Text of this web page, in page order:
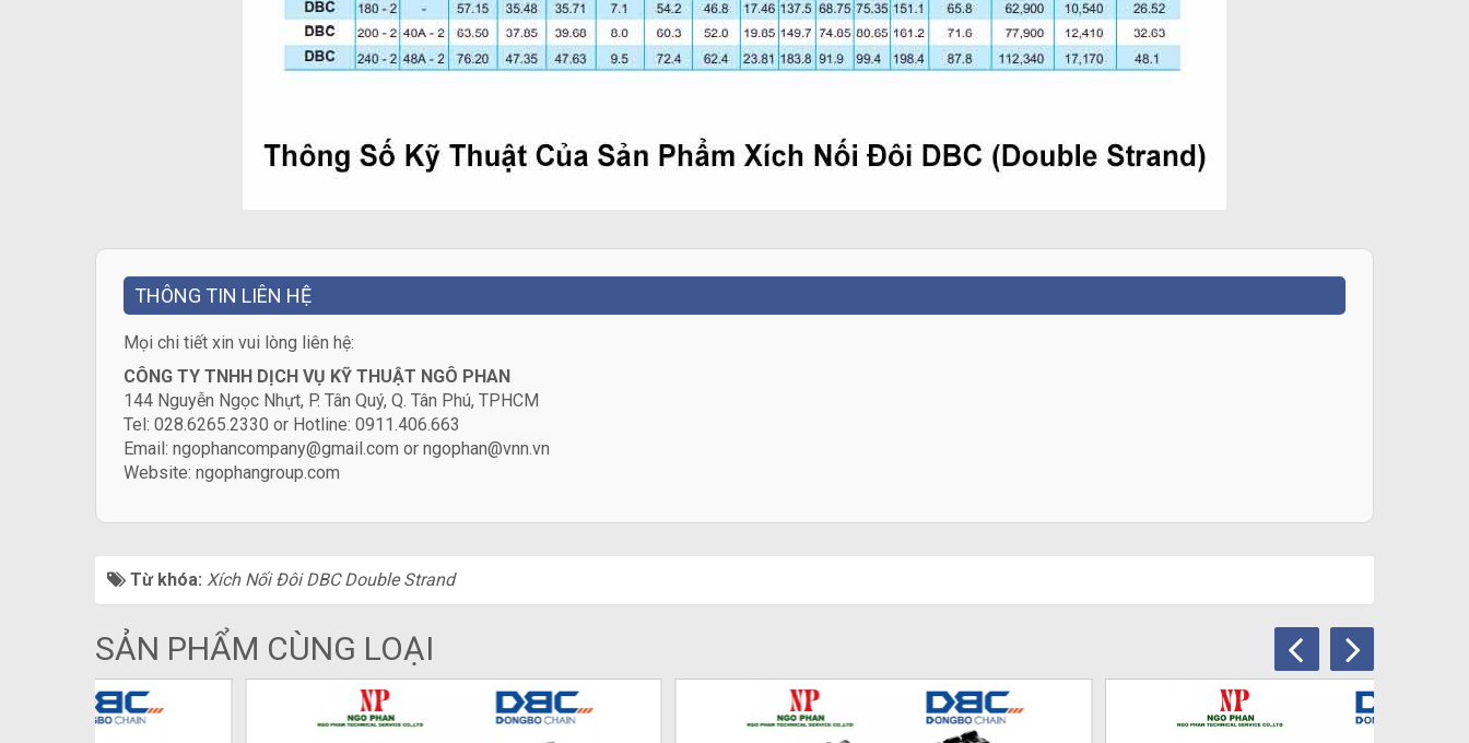
THÔNG TIN LIÊN HỆ
​Mọi chi tiết xin vui lòng liên hệ:
CÔNG TY TNHH DỊCH VỤ KỸ THUẬT NGÔ PHAN
144 Nguyễn Ngọc Nhựt, P. Tân Quý, Q. Tân Phú, TPHCM
Tel: 028.6265.2330 or Hotline: 0911.406.663
Email: ngophancompany@gmail.com or ngophan@vnn.vn
Website: ngophangroup.com
Từ khóa: Xích Nối Đôi DBC Double Strand
SẢN PHẨM CÙNG LOẠI